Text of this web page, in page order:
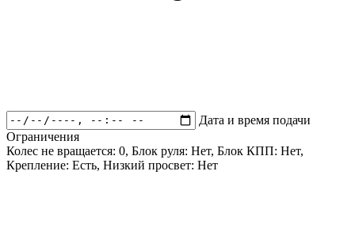
Дата и время подачи
Ограничения
Колес не вращается: 0, Блок руля: Нет, Блок КПП: Нет,
Крепление: Есть, Низкий просвет: Нет